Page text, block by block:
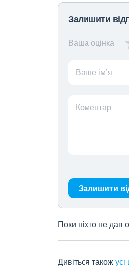
Залишити
Ваша оцінка
Ваше ім’я
Коментар
Залишити
Поки ніхто не дав
Дивіться також